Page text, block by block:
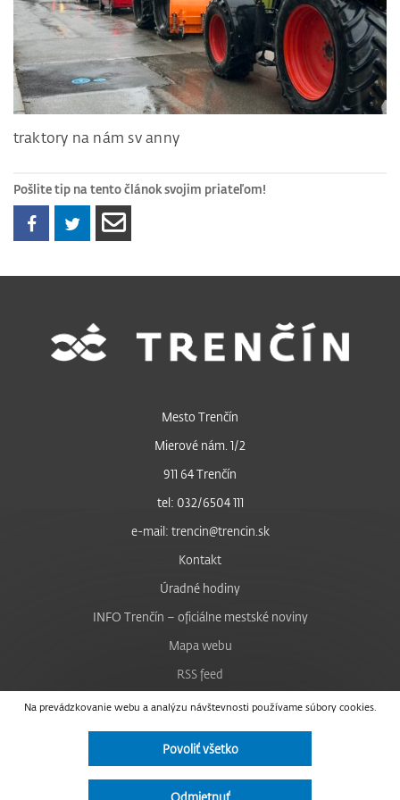
traktory na nám sv anny
Pošlite tip na tento článok svojim priateľom!
Na prevádzkovanie webu a analýzu návštevnosti používame súbory cookies.
Povoliť všetko
Odmietnuť
Mesto Trenčín
Mierové nám. 1/2
911 64 Trenčín
tel: 032/6504 111
e-mail: trencin@trencin.sk
Kontakt
Úradné hodiny
INFO Trenčín – oficiálne mestské noviny
Mapa webu
RSS feed
Nastavenie cookies
Facebook
Instagram